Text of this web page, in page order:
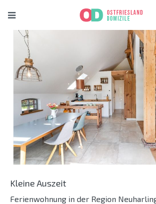
Kleine Auszeit
Ferienwohnung in der Region